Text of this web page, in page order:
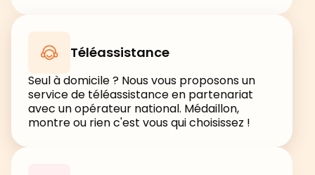
Téléassistance
Seul à domicile ? Nous vous proposons un
service de téléassistance en partenariat
avec un opérateur national. Médaillon,
montre ou rien c'est vous qui choisissez !